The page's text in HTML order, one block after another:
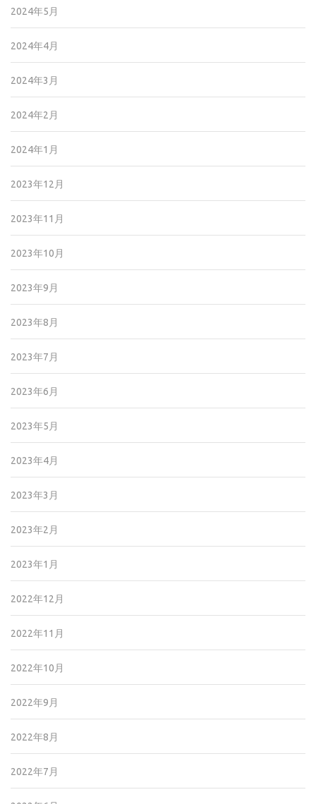
2024年5月
2024年4月
2024年3月
2024年2月
2024年1月
2023年12月
2023年11月
2023年10月
2023年9月
2023年8月
2023年7月
2023年6月
2023年5月
2023年4月
2023年3月
2023年2月
2023年1月
2022年12月
2022年11月
2022年10月
2022年9月
2022年8月
2022年7月